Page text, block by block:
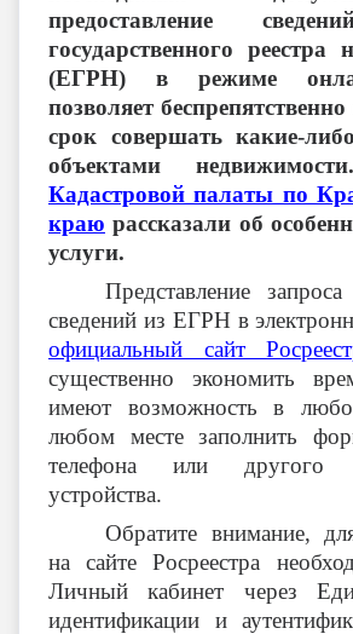
предоставление
государственного реестра
(ЕГРН) в режиме
позволяет
срок совершать какие-
объектами
Кадастровой палаты по
краю рассказали об
услуги.
Представление
сведений из ЕГРН в
официальный сайт
существенно экономить
имеют возможность в
любом месте заполнить
телефона или другого
устройства.
Обратите внимание,
на сайте Росреестра
Личный кабинет через
идентификации и